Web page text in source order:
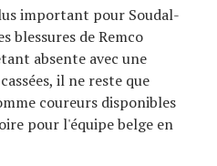
important pour Soudal-
blessures de Remco
absente avec une
il ne reste que
coureurs disponibles
pour l'équipe belge en